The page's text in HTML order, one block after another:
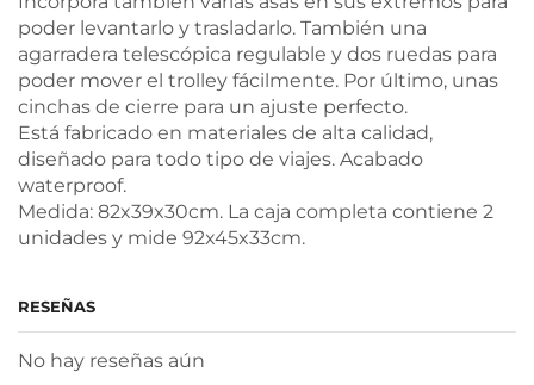
poder levantarlo y trasladarlo. También una
agarradera telescópica regulable y dos ruedas para
poder mover el trolley fácilmente. Por último, unas
cinchas de cierre para un ajuste perfecto.
Está fabricado en materiales de alta calidad,
diseñado para todo tipo de viajes. Acabado
waterproof.
Medida: 82x39x30cm. La caja completa contiene 2
unidades y mide 92x45x33cm.
RESEÑAS
No hay reseñas aún